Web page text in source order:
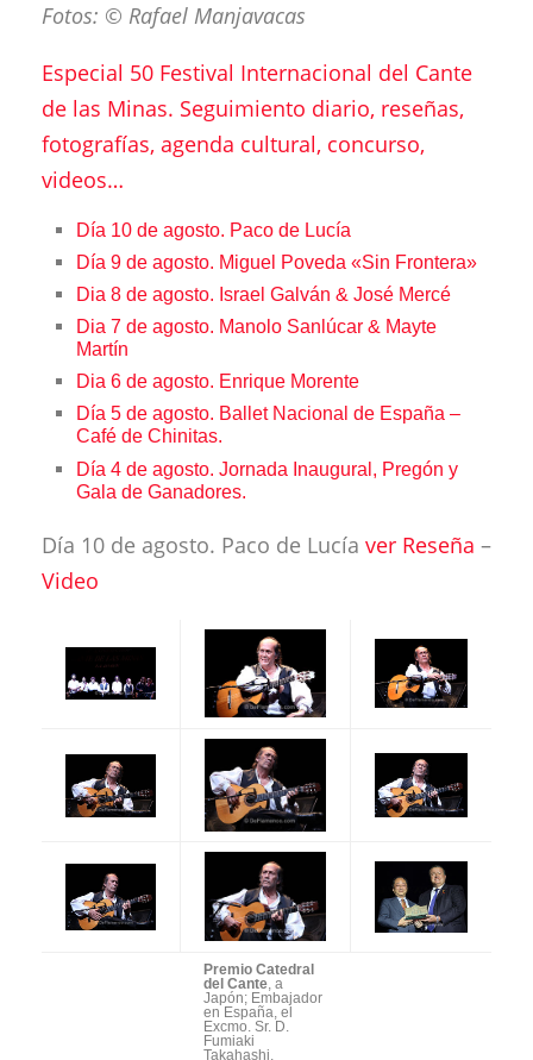
Fotos: © Rafael Manjavacas
Especial 50 Festival Internacional del Cante
de las Minas. Seguimiento diario, reseñas,
fotografías, agenda cultural, concurso,
videos…
Día 10 de agosto. Paco de Lucía
Día 9 de agosto. Miguel Poveda «Sin Frontera»
Dia 8 de agosto. Israel Galván & José Mercé
Dia 7 de agosto. Manolo Sanlúcar & Mayte
Martín
Dia 6 de agosto. Enrique Morente
Día 5 de agosto. Ballet Nacional de España –
Café de Chinitas.
Día 4 de agosto. Jornada Inaugural, Pregón y
Gala de Ganadores.
Día 10 de agosto. Paco de Lucía ver Reseña –
Video
Premio Catedral
del Cante , a
Japón; Embajador
en España, el
Excmo. Sr. D.
Fumiaki
Takahashi,